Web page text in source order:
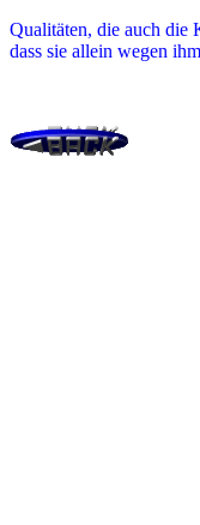
Qualitäten, die auch die
dass sie allein wegen